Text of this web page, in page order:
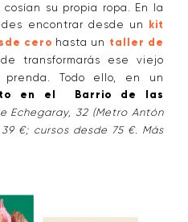
su propia ropa. En la
encontrar desde un
kit
cero hasta un taller de
transformarás ese viejo
Todo ello, en un
en el Barrio de las
Echegaray, 32 (Metro Antón
€; cursos desde 75 €. Más